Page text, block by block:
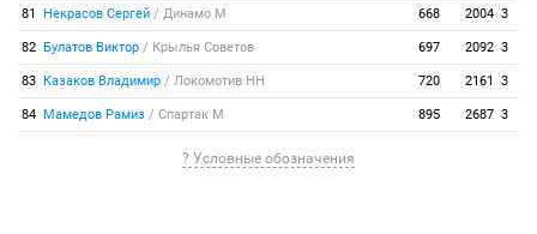
81 Некрасов Сергей / Динамо М 668 2004 3
82 Булатов Виктор / Крылья Советов 697 2092 3
83 Казаков Владимир / Локомотив НН 720 2161 3
84 Мамедов Рамиз / Спартак М 895 2687 3
? Условные обозначения